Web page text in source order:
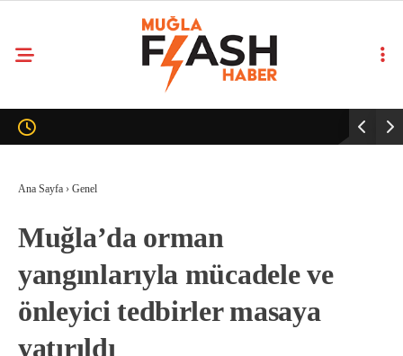
Ana Sayfa › Genel
Muğla’da orman
yangınlarıyla mücadele ve
önleyici tedbirler masaya
yatırıldı